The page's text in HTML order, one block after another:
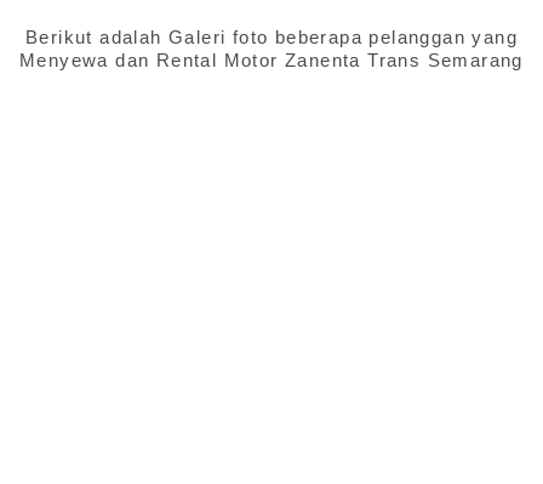
Berikut adalah Galeri foto beberapa pelanggan yang
Menyewa dan Rental Motor Zanenta Trans Semarang